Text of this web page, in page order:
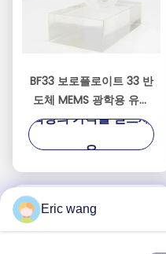
BF33 보로플로이트 33 반
도체 MEMS 광학용 유리
웨이퍼
최상의 가격을 얻으세
요
Eric wang